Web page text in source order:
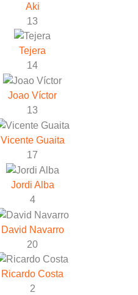
Aki
13
Tejera
14
Joao Víctor
13
Vicente Guaita
17
Jordi Alba
4
David Navarro
20
Ricardo Costa
2